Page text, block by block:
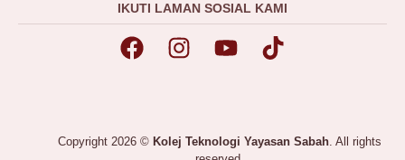
Copyright 2026 © Kolej Teknologi Yayasan Sabah. All rights
IKUTI LAMAN SOSIAL KAMI